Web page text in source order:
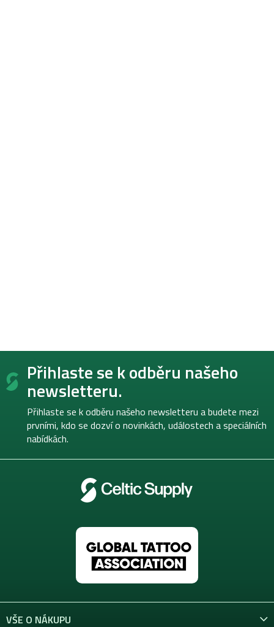
Z
Přihlaste se k odběru našeho
newsletteru.
Přihlaste se k odběru našeho newsletteru a budete mezi
prvními, kdo se dozví o novinkách, událostech a speciálních
nabídkách.
VŠE O NÁKUPU